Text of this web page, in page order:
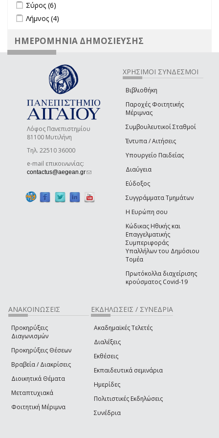
Apply Σύρος filter
Σύρος (6)
Apply Λήμνος filter
Λήμνος (4)
ΗΜΕΡΟΜΗΝΙΑ ΔΗΜΟΣΙΕΥΣΗΣ
Λόφος Πανεπιστημίου
81100 Μυτιλήνη
Τηλ. 22510 36000
e-mail επικοινωνίας:
contactus@aegean.gr(link sends e-mail)
ΧΡΗΣΙΜΟΙ ΣΥΝΔΕΣΜΟΙ
Βιβλιοθήκη
Παροχές Φοιτητικής
Μέριμνας
Συμβουλευτικοί Σταθμοί
Έντυπα / Αιτήσεις
Υπουργείο Παιδείας
Διαύγεια
Εύδοξος
Συγγράμματα Τμημάτων
Η Ευρώπη σου
Κώδικας Ηθικής και
Επαγγελματικής
Συμπεριφοράς
Υπαλλήλων του Δημόσιου
Τομέα
Πρωτόκολλα διαχείρισης
κρούσματος Covid-19
ΑΝΑΚΟΙΝΩΣΕΙΣ
Προκηρύξεις
Διαγωνισμών
Προκηρύξεις Θέσεων
Βραβεία / Διακρίσεις
Διοικητικά Θέματα
Μεταπτυχιακά
Φοιτητική Μέριμνα
ΕΚΔΗΛΩΣΕΙΣ / ΣΥΝΕΔΡΙΑ
Ακαδημαϊκές Τελετές
Διαλέξεις
Εκθέσεις
Εκπαιδευτικά σεμινάρια
Ημερίδες
Πολιτιστικές Εκδηλώσεις
Συνέδρια